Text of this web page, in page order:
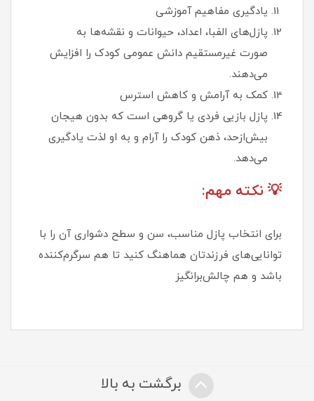
یادگیری مفاهیم آموزشی
پازل‌های الفبا، اعداد، حیوانات و نقشه‌ها به
صورت غیرمستقیم دانش عمومی کودک را افزایش
می‌دهند.
کمک به آرامش و کاهش استرس
پازل بازیی فردی یا گروهی است که بدون هیجان
بیش‌ازحد، ذهن کودک را آرام و به او لذت یادگیری
می‌دهد.
💡 نکته مهم:
برای انتخاب پازل مناسب، سن و سطح دشواری آن را با
توانایی‌های فرزندتان هماهنگ کنید تا هم سرگرم‌کننده
باشد و هم چالش‌برانگیز
برگشت به بالا